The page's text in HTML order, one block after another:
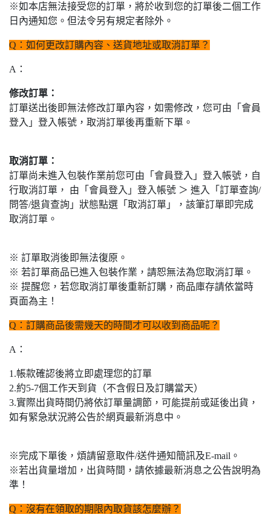
※如本店無法接受您的訂單，將於收到您的訂單後二個工作
日內通知您。但法令另有規定者除外。
Q：如何更改訂購內容、送貨地址或取消訂單？
A：
修改訂單：
訂單送出後即無法修改訂單內容，如需修改，您可由「會員
登入」登入帳號，取消訂單後再重新下單。
取消訂單：
訂單尚未進入包裝作業前您可由「會員登入」登入帳號，自
行取消訂單， 由「會員登入」登入帳號 ＞ 進入「訂單查詢/
問答/退貨查詢」狀態點選「取消訂單」，該筆訂單即完成
取消訂單。
※ 訂單取消後即無法復原。
※ 若訂單商品已進入包裝作業，請恕無法為您取消訂單。
※ 提醒您，若您取消訂單後重新訂購，商品庫存請依當時
頁面為主！
Q：訂購商品後需幾天的時間才可以收到商品呢？
A：
1.帳款確認後將立即處理您的訂單
2.約5-7個工作天到貨（不含假日及訂購當天）
3.實際出貨時間仍將依訂單量調節，可能提前或延後出貨，
如有緊急狀況將公告於網頁最新消息中。
※完成下單後，煩請留意取件/送件通知簡訊及E-mail。
※若出貨量增加，出貨時間，請依據最新消息之公告說明為
準！
Q：沒有在領取的期限內取貨該怎麼辦？